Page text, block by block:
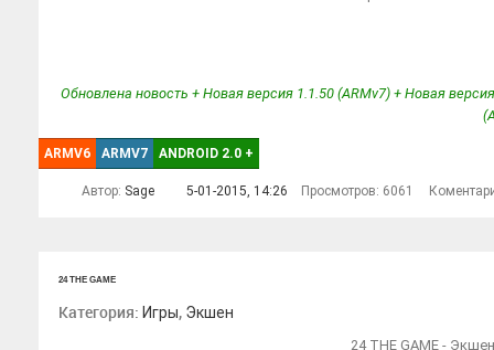
Обновлена новость + Новая версия 1.1.50 (ARMv7) + Новая
ARMV6 ARMV7 ANDROID 2.0 +
Автор: Sage 5-01-2015, 14:26 Просмотров: 6061
24 THE GAME
Категория: Игры, Экшен
24 THE GAME -